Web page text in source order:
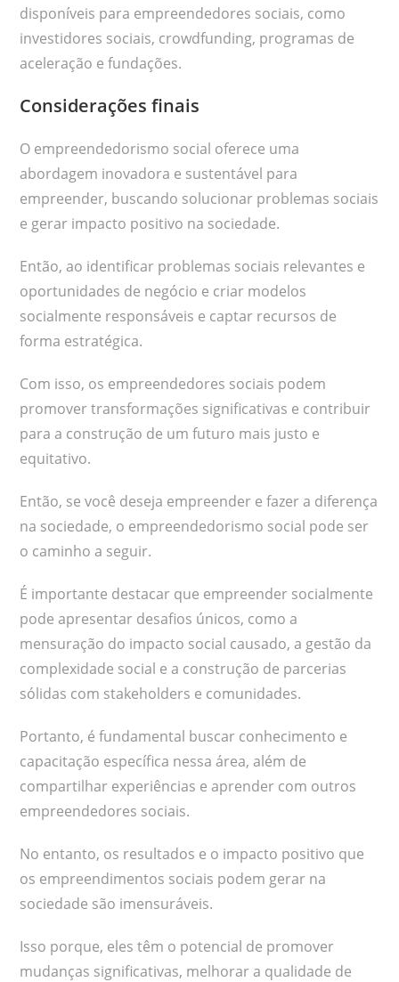
disponíveis para empreendedores sociais, como
investidores sociais, crowdfunding, programas de
aceleração e fundações.
Considerações finais
O empreendedorismo social oferece uma
abordagem inovadora e sustentável para
empreender, buscando solucionar problemas sociais
e gerar impacto positivo na sociedade.
Então, ao identificar problemas sociais relevantes e
oportunidades de negócio e criar modelos
socialmente responsáveis e captar recursos de
forma estratégica.
Com isso, os empreendedores sociais podem
promover transformações significativas e contribuir
para a construção de um futuro mais justo e
equitativo.
Então, se você deseja empreender e fazer a diferença
na sociedade, o empreendedorismo social pode ser
o caminho a seguir.
É importante destacar que empreender socialmente
pode apresentar desafios únicos, como a
mensuração do impacto social causado, a gestão da
complexidade social e a construção de parcerias
sólidas com stakeholders e comunidades.
Portanto, é fundamental buscar conhecimento e
capacitação específica nessa área, além de
compartilhar experiências e aprender com outros
empreendedores sociais.
No entanto, os resultados e o impacto positivo que
os empreendimentos sociais podem gerar na
sociedade são imensuráveis.
Isso porque, eles têm o potencial de promover
mudanças significativas, melhorar a qualidade de